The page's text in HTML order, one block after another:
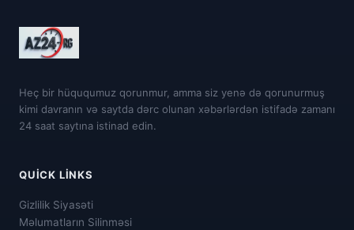
Heç bir hüququmuz qorunmur, amma siz yenə də qorunurmuş
kimi davranın və saytda dərc olunan xəbərlərdən istifadə zamanı
24 saat saytına istinad edin.
QUICK LINKS
Gizlilik Siyasəti
Məlumatların Silinməsi